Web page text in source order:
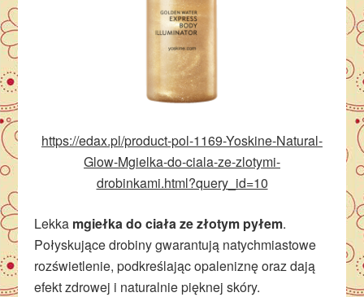
https://edax.pl/product-pol-1169-Yoskine-Natural-
Glow-Mgielka-do-ciala-ze-zlotymi-
drobinkami.html?query_id=10
Lekka mgiełka do ciała ze złotym pyłem.
Połyskujące drobiny gwarantują natychmiastowe
rozświetlenie, podkreślając opaleniznę oraz dają
efekt zdrowej i naturalnie pięknej skóry.